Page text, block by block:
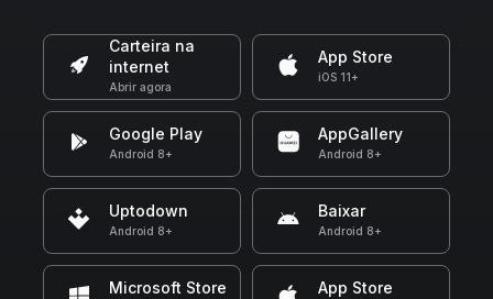
Carteira na
internet
Abrir agora
App Store
iOS 11+
Google Play
Android 8+
AppGallery
Android 8+
Uptodown
Android 8+
Baixar
Android 8+
Microsoft Store App Store